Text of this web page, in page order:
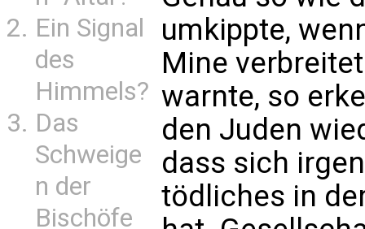
Ein Signal
des
Himmels?
Das
Schweige
n der
Bischöfe
umkippte,
Mine
warnte, so
den Juden
dass sich
tödliches in